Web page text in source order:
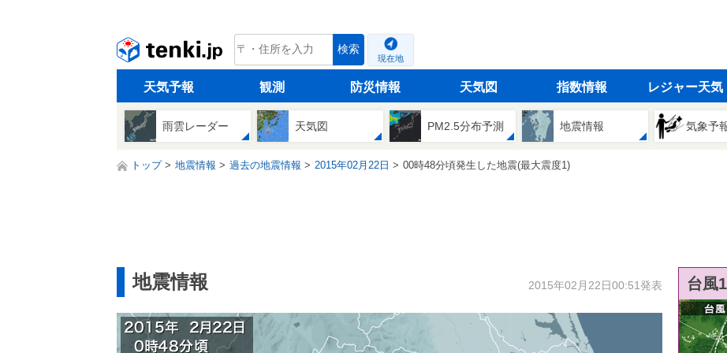
tenki.jp 検索
現在地
天気予報 観測 防災情報 天気図 指数情報 レジャー天気
雨雲レーダー 天気図 PM2.5分布予測 地震情報 気象予
トップ 地震情報 過去の地震情報 2015年02月22日 00時48分頃発生した地震(最大震度1)
地震情報 2015年02月22日00:51発表 台風